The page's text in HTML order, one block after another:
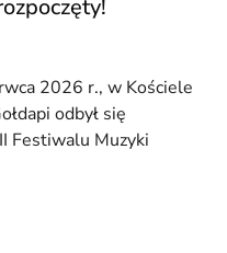
2026 r., w Kościele
odbył się
Festiwalu Muzyki